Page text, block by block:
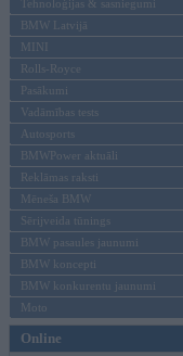
Tehnoloģijas & sasniegumi
BMW Latvijā
MINI
Rolls-Royce
Pasākumi
Vadāmības tests
Autosports
BMWPower aktuāli
Reklāmas raksti
Mēneša BMW
Sērijveida tūnings
BMW pasaules jaunumi
BMW koncepti
BMW konkurentu jaunumi
Moto
Online